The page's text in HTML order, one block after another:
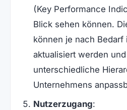
(Key Performance
Blick sehen können.
können je nach Bedarf
aktualisiert werden
unterschiedliche
Unternehmens
Nutzerzugang: